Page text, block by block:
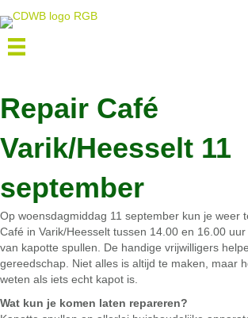
Repair Café
Varik/Heesselt 11
september
Op woensdagmiddag 11 september kun je weer
Café in Varik/Heesselt tussen 14.00 en 16.00
van kapotte spullen. De handige vrijwilligers
gereedschap. Niet alles is altijd te maken, maar
weten als iets echt kapot is.
Wat kun je komen laten repareren?